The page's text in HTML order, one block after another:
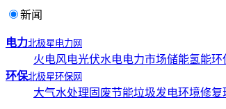
新闻
电力北极星电力网
火电风电光伏水电电力市场储能氢能环
环保北极星环保网
大气水处理 固废节能垃圾发电环境修复